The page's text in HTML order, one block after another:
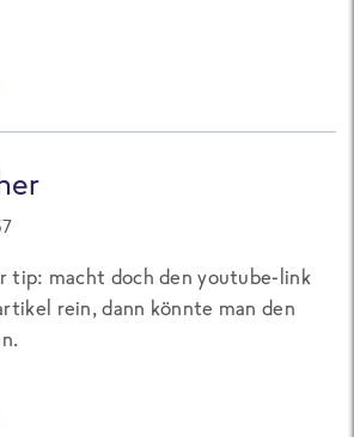
tip: macht doch den youtube-link
rein, dann könnte man den